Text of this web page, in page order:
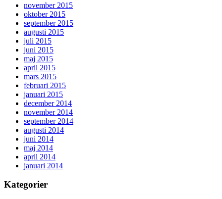
november 2015
oktober 2015
september 2015
augusti 2015
juli 2015
juni 2015
maj 2015
april 2015
mars 2015
februari 2015
januari 2015
december 2014
november 2014
september 2014
augusti 2014
juni 2014
maj 2014
april 2014
januari 2014
Kategorier